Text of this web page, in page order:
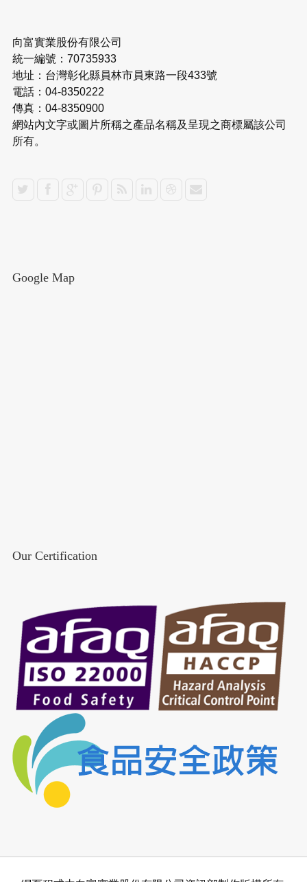
向富實業股份有限公司
統一編號：70735933
地址：台灣彰化縣員林市員東路一段433號
電話：04-8350222
傳真：04-8350900
網站內文字或圖片所稱之產品名稱及呈現之商標屬該公司
所有。
Google Map
Our Certification